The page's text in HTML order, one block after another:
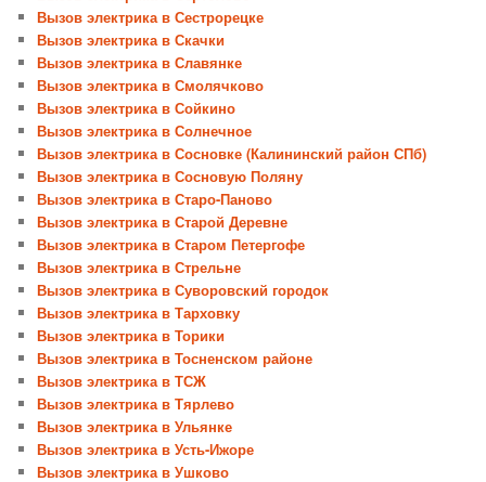
Вызов электрика в Сестрорецке
Вызов электрика в Скачки
Вызов электрика в Славянке
Вызов электрика в Смолячково
Вызов электрика в Сойкино
Вызов электрика в Солнечное
Вызов электрика в Сосновке (Калининский район СПб)
Вызов электрика в Сосновую Поляну
Вызов электрика в Старо-Паново
Вызов электрика в Старой Деревне
Вызов электрика в Старом Петергофе
Вызов электрика в Стрельне
Вызов электрика в Суворовский городок
Вызов электрика в Тарховку
Вызов электрика в Торики
Вызов электрика в Тосненском районе
Вызов электрика в ТСЖ
Вызов электрика в Тярлево
Вызов электрика в Ульянке
Вызов электрика в Усть-Ижоре
Вызов электрика в Ушково